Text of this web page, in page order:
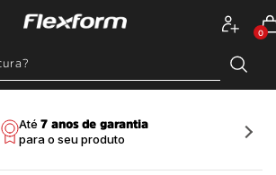
0
Pague via PIX e ganhe
10% de desconto
Frete Grátispara
todo o Brasil
Entrega em até 48h paraSP, RJ
e MG, capital*confira seu CEP
Até 7 anos de garantia
para o seu produto
Compre em até
10x sem juros